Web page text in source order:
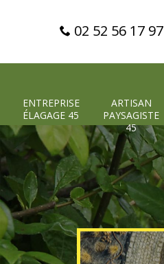
02 52 56 17 97
ENTREPRISE
ÉLAGAGE 45
ARTISAN
PAYSAGISTE
45